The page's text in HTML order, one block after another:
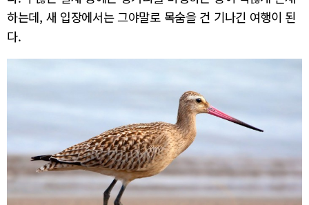
하는데, 새 입장에서는 그야말로 목숨을 건 기나긴 여행이 된
다.